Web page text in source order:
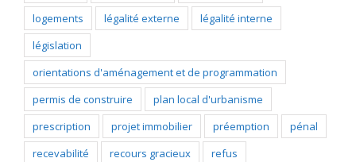
logements
légalité externe
légalité interne
législation
orientations d'aménagement et de programmation
permis de construire
plan local d'urbanisme
prescription
projet immobilier préemption
pénal
recevabilité
recours gracieux
refus